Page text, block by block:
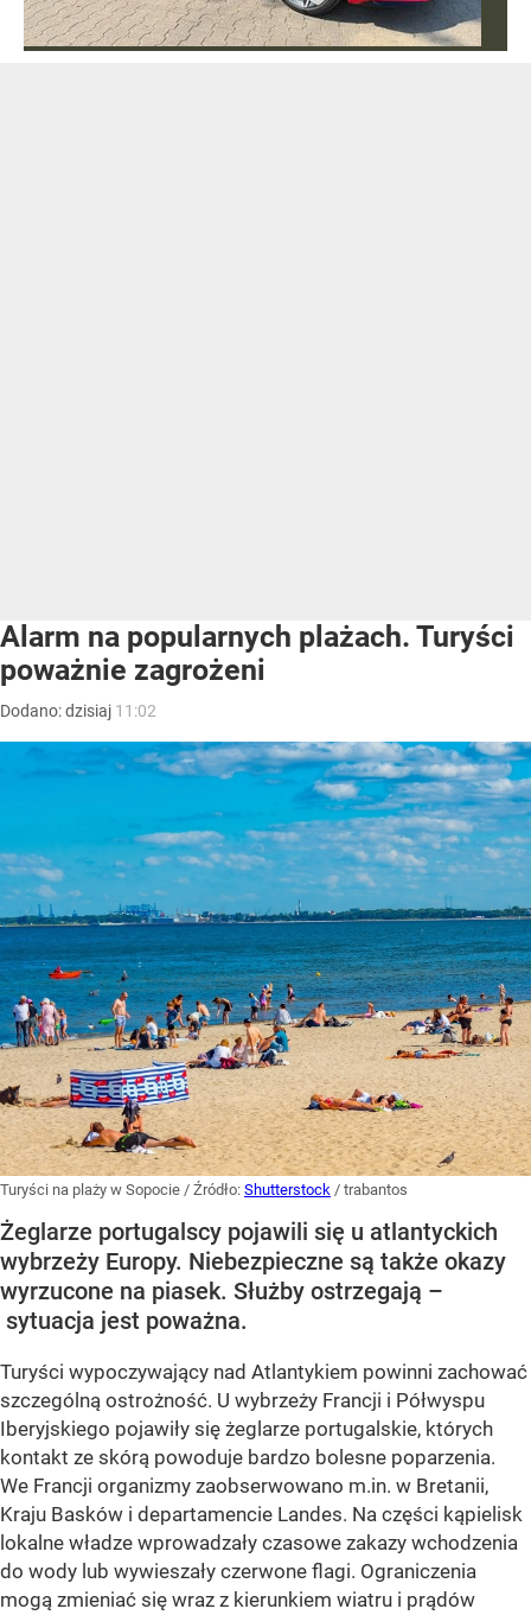
Alarm na popularnych plażach. Turyści
poważnie zagrożeni
Dodano:dzisiaj 11:02
Turyści na plaży w Sopocie / Źródło: Shutterstock / trabantos
Żeglarze portugalscy pojawili się u atlantyckich
wybrzeży Europy. Niebezpieczne są także okazy
wyrzucone na piasek. Służby ostrzegają –
sytuacja jest poważna.
Turyści wypoczywający nad Atlantykiem powinni zachować
szczególną ostrożność. U wybrzeży Francji i Półwyspu
Iberyjskiego pojawiły się żeglarze portugalskie, których
kontakt ze skórą powoduje bardzo bolesne poparzenia.
We Francji organizmy zaobserwowano m.in. w Bretanii,
Kraju Basków i departamencie Landes. Na części kąpielisk
lokalne władze wprowadzały czasowe zakazy wchodzenia
do wody lub wywieszały czerwone flagi. Ograniczenia
mogą zmieniać się wraz z kierunkiem wiatru i prądów